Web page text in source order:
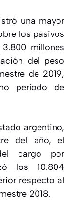
una mayor
los pasivos
millones
del peso
de 2019,
período de
argentino,
del año, el
cargo por
los 10.804
respecto al
2018.